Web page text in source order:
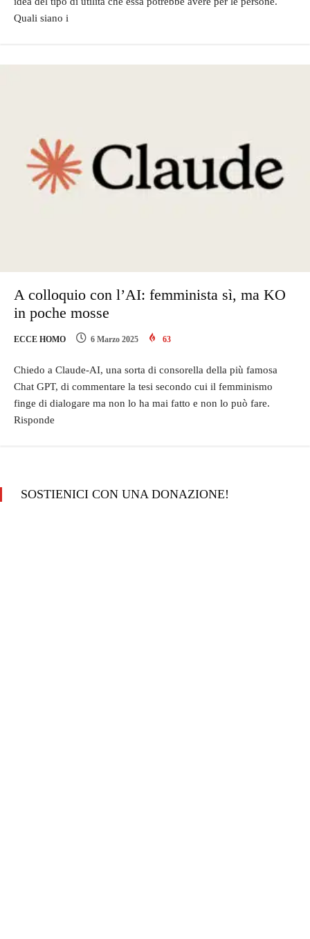
Quali siano i
A colloquio con l’AI: femminista sì, ma KO
in poche mosse
ECCE HOMO 6 Marzo 2025 63
Chiedo a Claude-AI, una sorta di consorella della più famosa
Chat GPT, di commentare la tesi secondo cui il femminismo
finge di dialogare ma non lo ha mai fatto e non lo può fare.
Risponde
SOSTIENICI CON UNA DONAZIONE!